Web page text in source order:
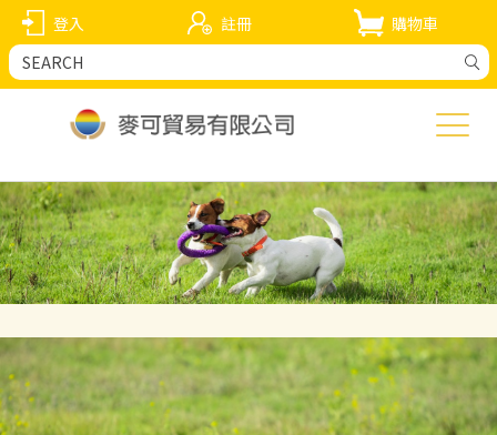
登入 註冊 購物車